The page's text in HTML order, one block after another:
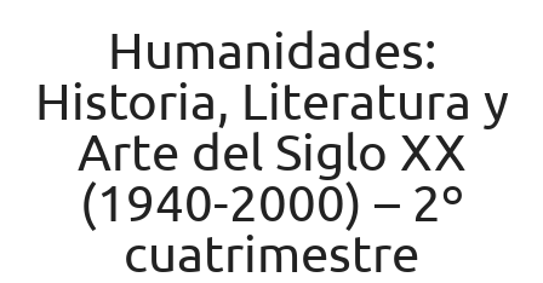
Humanidades:
Historia, Literatura y
Arte del Siglo XX
(1940-2000) – 2º
cuatrimestre